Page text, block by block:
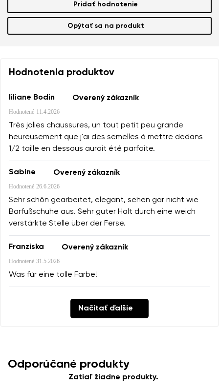
Pridať hodnotenie
Opýtať sa na produkt
Hodnotenia produktov
liliane Bodin Overený zákazník
Hodnotené 11.4.2026
Très jolies chaussures, un tout petit peu grande
heureusement que j'ai des semelles à mettre dedans
1/2 taille en dessous aurait été parfaite.
Sabine Overený zákazník
Hodnotené 26.6.2026
Sehr schön gearbeitet, elegant, sehen gar nicht wie
Barfußschuhe aus. Sehr guter Halt durch eine weich
verstärkte Stelle über der Ferse.
Franziska Overený zákazník
Hodnotené 31.5.2026
Was für eine tolle Farbe!
Načítať ďalšie
Odporúčané produkty
Zatiaľ žiadne produkty.